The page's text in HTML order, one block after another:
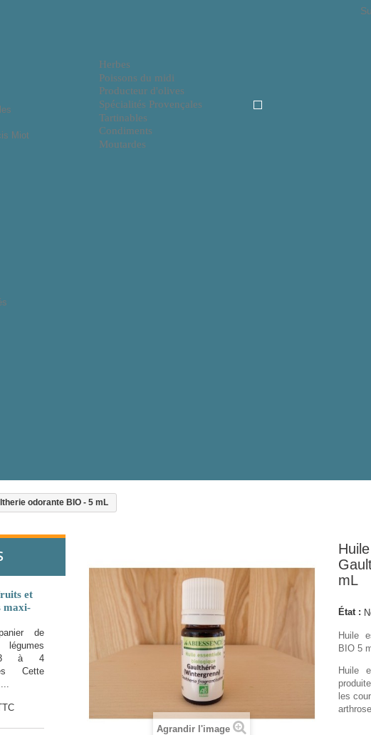
Herbes
Poissons du midi
Producteur d'olives
Spécialités Provençales
Tartinables
Condiments
Moutardes
Miot
odorante BIO - 5 mL
et
maxi-
de
3 à 4
Cette
Agrandir l'image
mL
État :
Huile
BIO 5
Huile
les
arthrose